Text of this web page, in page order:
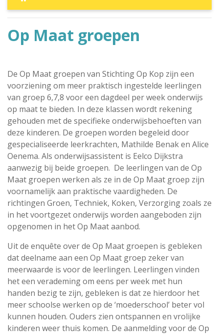
Op Maat groepen
De Op Maat groepen van Stichting Op Kop zijn een
voorziening om meer praktisch ingestelde leerlingen
van groep 6,7,8 voor een dagdeel per week onderwijs
op maat te bieden. In deze klassen wordt rekening
gehouden met de specifieke onderwijsbehoeften van
deze kinderen. De groepen worden begeleid door
gespecialiseerde leerkrachten, Mathilde Benak en Alice
Oenema. Als onderwijsassistent is Eelco Dijkstra
aanwezig bij beide groepen. De leerlingen van de Op
Maat groepen werken als ze in de Op Maat groep zijn
voornamelijk aan praktische vaardigheden. De
richtingen Groen, Techniek, Koken, Verzorging zoals ze
in het voortgezet onderwijs worden aangeboden zijn
opgenomen in het Op Maat aanbod.
Uit de enquête over de Op Maat groepen is gebleken
dat deelname aan een Op Maat groep zeker van
meerwaarde is voor de leerlingen. Leerlingen vinden
het een verademing om eens per week met hun
handen bezig te zijn, gebleken is dat ze hierdoor het
meer schoolse werken op de ‘moederschool’ beter vol
kunnen houden. Ouders zien ontspannen en vrolijke
kinderen weer thuis komen. De aanmelding voor de Op